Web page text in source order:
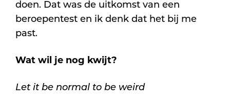
doen. Dat was de uitkomst van een
beroepentest en ik denk dat het bij me
past.
Wat wil je nog kwijt?
Let it be normal to be weird